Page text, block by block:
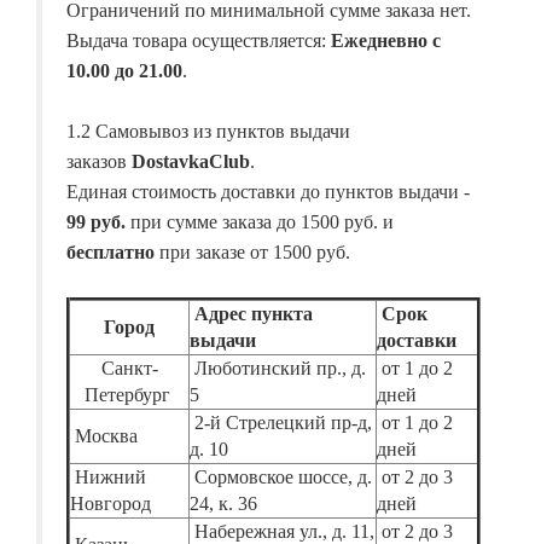
Ограничений по минимальной сумме заказа нет.
Выдача товара осуществляется: Ежедневно с
10.00 до 21.00.
1.2 Самовывоз из пунктов выдачи
заказов DostavkaClub.
Единая стоимость доставки до пунктов выдачи -
99 руб. при сумме заказа до 1500 руб. и
бесплатно при заказе от 1500 руб.
Город
Адрес пункта
выдачи
Срок
доставки
Санкт-
Петербург
Люботинский пр., д.
5
от 1 до 2
дней
Москва
2-й Стрелецкий пр-д,
д. 10
от 1 до 2
дней
Нижний
Новгород
Сормовское шоссе, д.
24, к. 36
от 2 до 3
дней
Набережная ул., д. 11, от 2 до 3